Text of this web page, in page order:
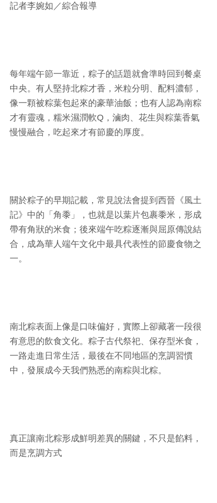
記者李婉如／綜合報導
每年端午節一靠近，粽子的話題就會準時回到餐桌
中央。有人堅持北粽才香，米粒分明、配料濃郁，
像一顆被粽葉包起來的豪華油飯；也有人認為南粽
才有靈魂，糯米濕潤軟Q，滷肉、花生與粽葉香氣
慢慢融合，吃起來才有節慶的厚度。
關於粽子的早期記載，常見說法會提到西晉《風土
記》中的「角黍」，也就是以葉片包裹黍米，形成
帶有角狀的米食；後來端午吃粽逐漸與屈原傳說結
合，成為華人端午文化中最具代表性的節慶食物之
一。
南北粽表面上像是口味偏好，實際上卻藏著一段很
有意思的飲食文化。粽子古代祭祀、保存型米食，
一路走進日常生活，最後在不同地區的烹調習慣
中，發展成今天我們熟悉的南粽與北粽。
真正讓南北粽形成鮮明差異的關鍵，不只是餡料，
而是烹調方式